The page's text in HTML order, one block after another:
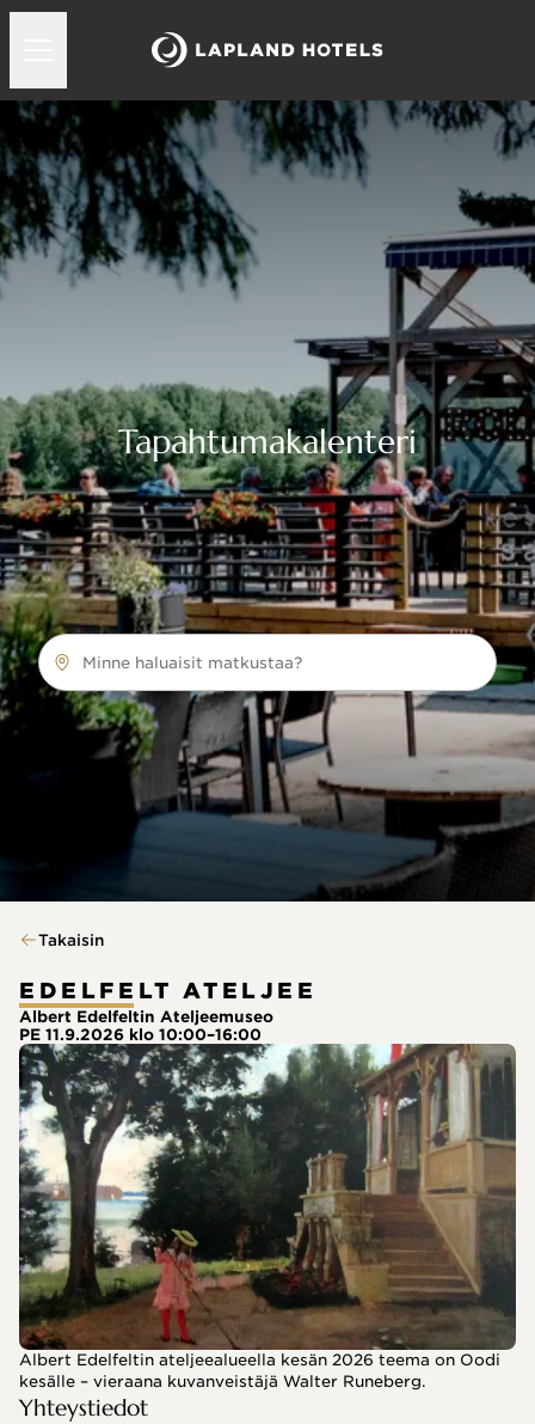
Tapahtumakalenteri
Minne haluaisit matkustaa?
Takaisin
EDELFELT ATELJEE
Albert Edelfeltin Ateljeemuseo
PE 11.9.2026 klo 10:00–16:00
Albert Edelfeltin ateljeealueella kesän 2026 teema on Oodi
kesälle – vieraana kuvanveistäjä Walter Runeberg.
Yhteystiedot